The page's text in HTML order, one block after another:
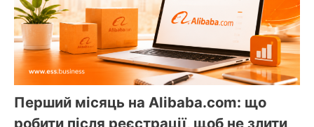
Перший місяць на Alibaba.com: що
робити після реєстрації, щоб не злити